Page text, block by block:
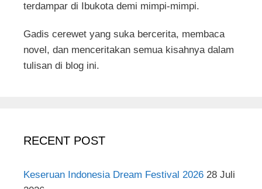
terdampar di Ibukota demi mimpi-mimpi.
Gadis cerewet yang suka bercerita, membaca
novel, dan menceritakan semua kisahnya dalam
tulisan di blog ini.
RECENT POST
Keseruan Indonesia Dream Festival 2026 28 Juli